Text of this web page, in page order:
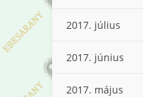
2017. július
2017. június
2017. május